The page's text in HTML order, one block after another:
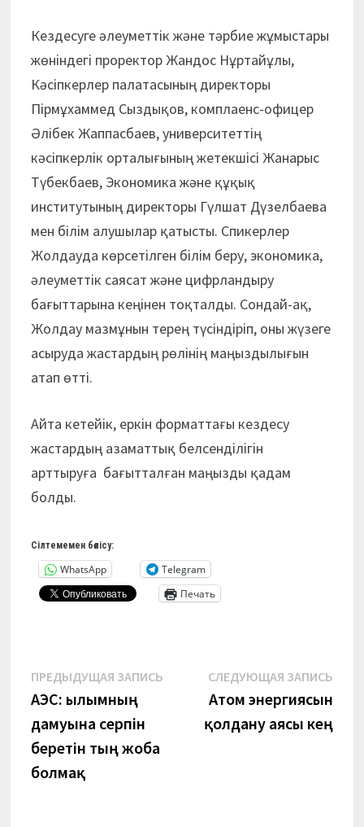
Кездесуге әлеуметтік және тәрбие жұмыстары
жөніндегі проректор Жандос Нұртайұлы,
Кәсіпкерлер палатасының директоры
Пірмұхаммед Сыздықов, комплаенс-офицер
Әлібек Жаппасбаев, университеттің
кәсіпкерлік орталығының жетекшісі Жанарыс
Түбекбаев, Экономика және құқық
институтының директоры Гүлшат Дүзелбаева
мен білім алушылар қатысты. Спикерлер
Жолдауда көрсетілген білім беру, экономика,
әлеуметтік саясат және цифрландыру
бағыттарына кеңінен тоқталды. Сондай-ақ,
Жолдау мазмұнын терең түсіндіріп, оны жүзеге
асыруда жастардың рөлінің маңыздылығын
атап өтті.
Айта кетейік, еркін форматтағы кездесу
жастардың азаматтық белсенділігін
арттыруға бағытталған маңызды қадам
болды.
Сілтемемен бөлісу:
WhatsApp
Telegram
Печать
Навигация
по
записям
ПРЕДЫДУЩАЯ ЗАПИСЬПредыдущая
АЭС: ғылымның
дамуына серпін
беретін тың жоба
болмақ
СЛЕДУЮЩАЯ ЗАПИСЬ
Атом энергиясын
қолдану аясы кең